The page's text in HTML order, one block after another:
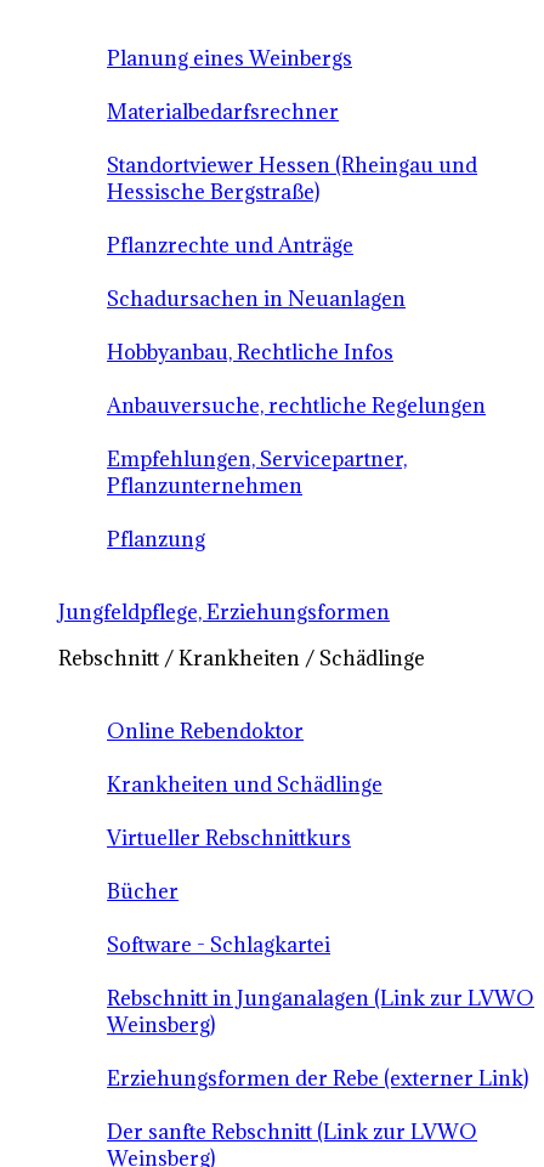
Planung eines Weinbergs
Materialbedarfsrechner
Standortviewer Hessen (Rheingau und
Hessische Bergstraße)
Pflanzrechte und Anträge
Schadursachen in Neuanlagen
Hobbyanbau, Rechtliche Infos
Anbauversuche, rechtliche Regelungen
Empfehlungen, Servicepartner,
Pflanzunternehmen
Pflanzung
Jungfeldpflege, Erziehungsformen
Rebschnitt / Krankheiten / Schädlinge
Online Rebendoktor
Krankheiten und Schädlinge
Virtueller Rebschnittkurs
Bücher
Software - Schlagkartei
Rebschnitt in Junganalagen (Link zur LVWO
Weinsberg)
Erziehungsformen der Rebe (externer Link)
Der sanfte Rebschnitt (Link zur LVWO
Weinsberg)